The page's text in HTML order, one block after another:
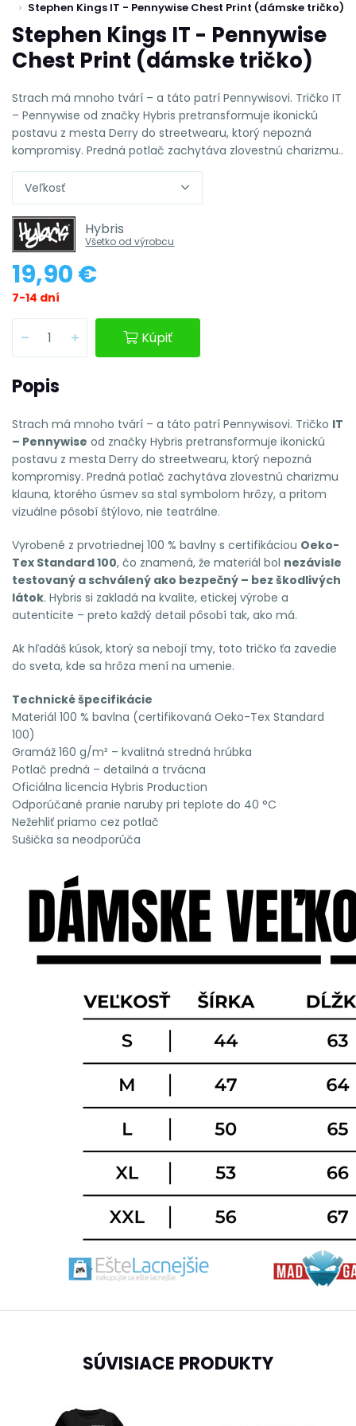
Stephen Kings IT - Pennywise Chest Print (dámske tričko)
Stephen Kings IT - Pennywise
Chest Print (dámske tričko)
Strach má mnoho tvárí – a táto patrí Pennywisovi. Tričko IT
– Pennywise od značky Hybris pretransformuje ikonickú
postavu z mesta Derry do streetwearu, ktorý nepozná
kompromisy. Predná potlač zachytáva zlovestnú charizmu..
Veľkosť
Hybris
Všetko od výrobcu
19,90 €
7-14 dní
Kúpiť
Popis
Strach má mnoho tvárí – a táto patrí Pennywisovi. Tričko IT
– Pennywise od značky Hybris pretransformuje ikonickú
postavu z mesta Derry do streetwearu, ktorý nepozná
kompromisy. Predná potlač zachytáva zlovestnú charizmu
klauna, ktorého úsmev sa stal symbolom hrôzy, a pritom
vizuálne pôsobí štýlovo, nie teatrálne.
Vyrobené z prvotriednej 100 % bavlny s certifikáciou Oeko-
Tex Standard 100, čo znamená, že materiál bol nezávisle
testovaný a schválený ako bezpečný – bez škodlivých
látok. Hybris si zakladá na kvalite, etickej výrobe a
autenticite – preto každý detail pôsobí tak, ako má.
Ak hľadáš kúsok, ktorý sa nebojí tmy, toto tričko ťa zavedie
do sveta, kde sa hrôza mení na umenie.
Technické špecifikácie
Materiál 100 % bavlna (certifikovaná Oeko-Tex Standard
100)
Gramáž 160 g/m² – kvalitná stredná hrúbka
Potlač predná – detailná a trvácna
Oficiálna licencia Hybris Production
Odporúčané pranie naruby pri teplote do 40 °C
Nežehliť priamo cez potlač
Sušička sa neodporúča
SÚVISIACE PRODUKTY